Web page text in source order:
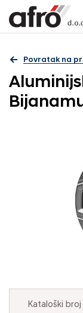
Povratak na
Kataloški broj